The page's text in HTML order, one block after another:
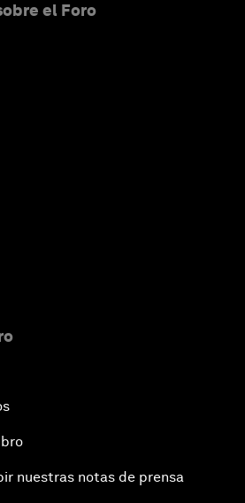
el Foro
nuestras notas de prensa